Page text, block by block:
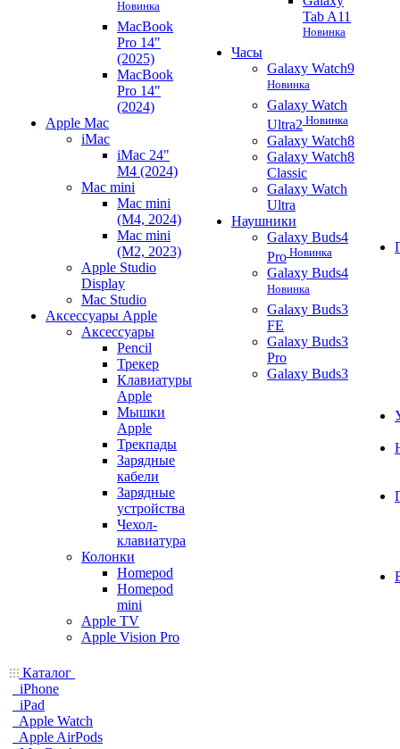
Новинка
MacBook
Pro 14"
(2025)
MacBook
Pro 14"
(2024)
Apple Mac
iMac
iMac 24"
M4 (2024)
Mac mini
Mac mini
(M4, 2024)
Mac mini
(M2, 2023)
Apple Studio
Display
Mac Studio
Аксессуары Apple
Аксессуары
Pencil
Трекер
Клавиатуры
Apple
Мышки
Apple
Трекпады
Зарядные
кабели
Зарядные
устройства
Чехол-
клавиатура
Колонки
Homepod
Homepod
mini
Apple TV
Apple Vision Pro
Tab A11
Новинка
Часы
Galaxy Watch9
Новинка
Galaxy Watch
Ultra2 Новинка
Galaxy Watch8
Galaxy Watch8
Classic
Galaxy Watch
Ultra
Наушники
Galaxy Buds4
Pro Новинка
Galaxy Buds4
Новинка
Galaxy Buds3
FE
Galaxy Buds3
Pro
Galaxy Buds3
Каталог
iPhone
iPad
Apple Watch
Apple AirPods